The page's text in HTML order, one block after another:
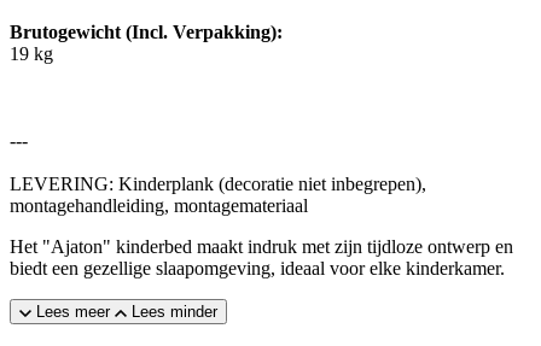
Brutogewicht (Incl. Verpakking):
19 kg
---
LEVERING: Kinderplank (decoratie niet inbegrepen),
montagehandleiding, montagemateriaal
Het "Ajaton" kinderbed maakt indruk met zijn tijdloze ontwerp en
biedt een gezellige slaapomgeving, ideaal voor elke kinderkamer.
Lees meer Lees minder